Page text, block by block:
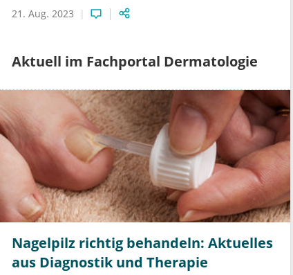
21. Aug. 2023
Aktuell im Fachportal Dermatologie
Nagelpilz richtig behandeln: Aktuelles
aus Diagnostik und Therapie